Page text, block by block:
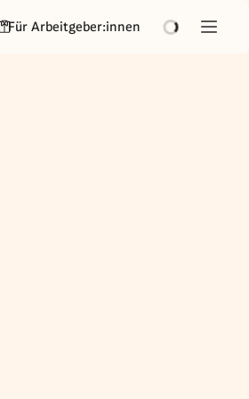
Für Arbeitgeber:innen